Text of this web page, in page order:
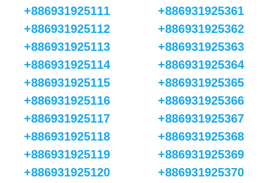
+886931925111
+886931925112
+886931925113
+886931925114
+886931925115
+886931925116
+886931925117
+886931925118
+886931925119
+886931925120
+886931925361
+886931925362
+886931925363
+886931925364
+886931925365
+886931925366
+886931925367
+886931925368
+886931925369
+886931925370